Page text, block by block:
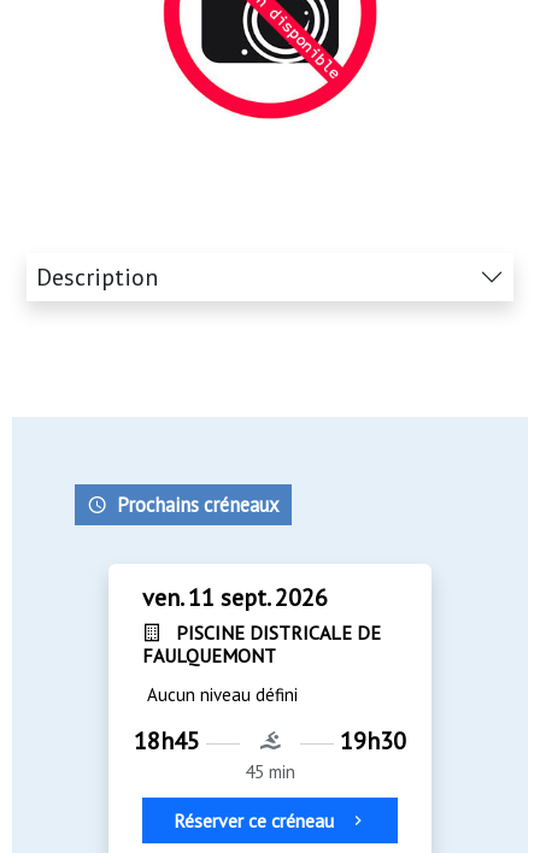
Description
Prochains créneaux
ven. 11 sept. 2026
PISCINE DISTRICALE DE
FAULQUEMONT
Aucun niveau défini
18h45 19h30
45 min
Réserver ce créneau